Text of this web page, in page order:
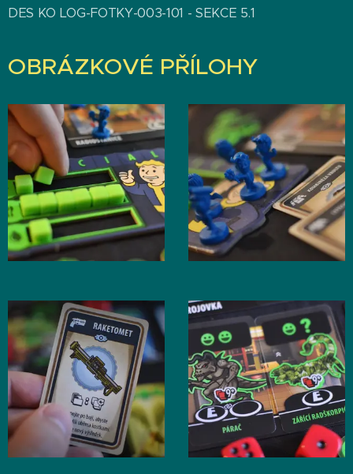
DES KO LOG-FOTKY-003-101 - SEKCE 5.1
OBRÁZKOVÉ PŘÍLOHY